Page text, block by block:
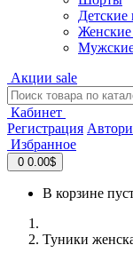
Акции sale
Кабинет
Регистрация
Избранное
0 0.00$
В корзине
Туники